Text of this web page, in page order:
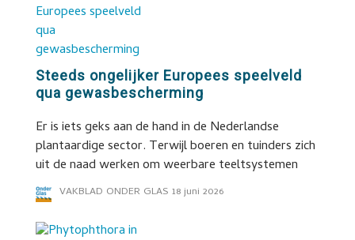
Steeds ongelijker Europees speelveld
qua gewasbescherming
Er is iets geks aan de hand in de Nederlandse
plantaardige sector. Terwijl boeren en tuinders zich
uit de naad werken om weerbare teeltsystemen
VAKBLAD ONDER GLAS 18 juni 2026